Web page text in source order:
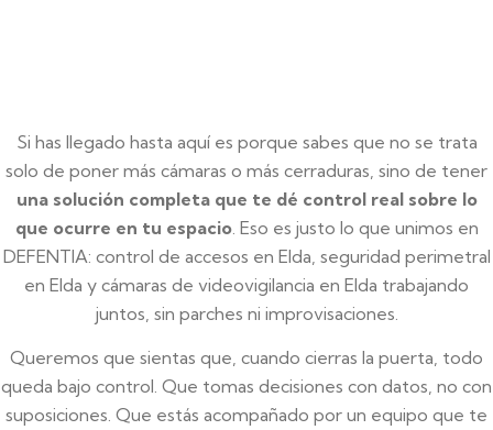
Si has llegado hasta aquí es porque sabes que no se trata
solo de poner más cámaras o más cerraduras, sino de tener
una solución completa que te dé control real sobre lo
que ocurre en tu espacio. Eso es justo lo que unimos en
DEFENTIA: control de accesos en Elda, seguridad perimetral
en Elda y cámaras de videovigilancia en Elda trabajando
juntos, sin parches ni improvisaciones.
Queremos que sientas que, cuando cierras la puerta, todo
queda bajo control. Que tomas decisiones con datos, no con
suposiciones. Que estás acompañado por un equipo que te